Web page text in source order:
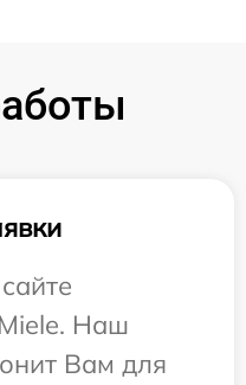
Наш
Вам для